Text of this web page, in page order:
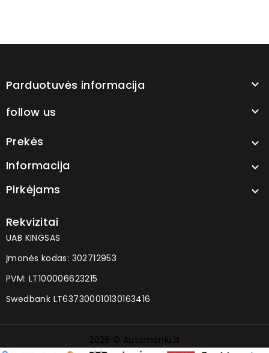
Parduotuvės informacija 
follow us 
Prekės 
Informacija 
Pirkėjams 
Rekvizitai
UAB KINGSAS
Įmonės kodas: 302712953
PVM: LT100006623215
Swedbank LT637300010130163416
2026 © Automeniu.lt